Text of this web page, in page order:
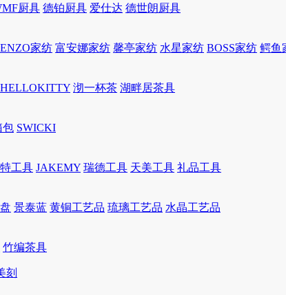
厨具 德铂厨具 爱仕达 德世朗厨具
家纺 富安娜家纺 馨亭家纺 水星家纺 BOSS家纺 鳄鱼
HELLOKITTY 沏一杯茶 湖畔居茶具
包 SWICKI
工具 JAKEMY 瑞德工具 天美工具 礼品工具
景泰蓝 黄铜工艺品 琉璃工艺品 水晶工艺品
竹编茶具
刻